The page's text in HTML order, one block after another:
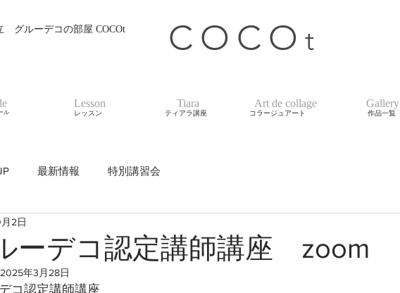
ルーデコの部屋 COCOt COCO t
Lesson Tiara Art de collage Gallery
ル レッスン 作品一覧
ティアラ講座 コラージュアート
最新情報 特別講習会
ーデコ認定講師講座 zoom
2日
2025年3月28日
コ認定講師講座